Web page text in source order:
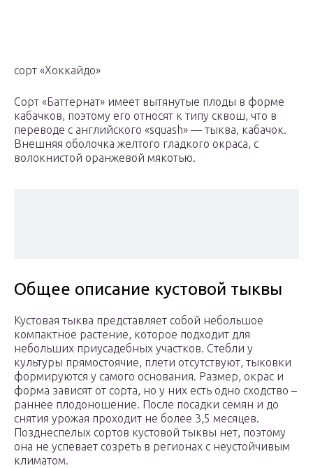
сорт «Хоккайдо»
Сорт «Баттернат» имеет вытянутые плоды в форме
кабачков, поэтому его относят к типу сквош, что в
переводе с английского «squash» — тыква, кабачок.
Внешняя оболочка желтого гладкого окраса, с
волокнистой оранжевой мякотью.
Общее описание кустовой тыквы
Кустовая тыква представляет собой небольшое
компактное растение, которое подходит для
небольших приусадебных участков. Стебли у
культуры прямостоячие, плети отсутствуют, тыковки
формируются у самого основания. Размер, окрас и
форма зависят от сорта, но у них есть одно сходство –
раннее плодоношение. После посадки семян и до
снятия урожая проходит не более 3,5 месяцев.
Позднеспелых сортов кустовой тыквы нет, поэтому
она не успевает созреть в регионах с неустойчивым
климатом.